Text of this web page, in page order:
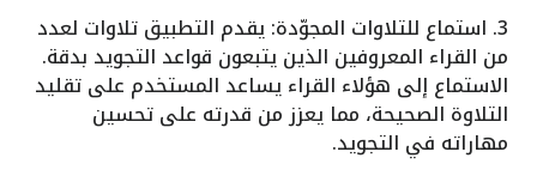
3. استماع للتلاوات المجوّدة: يقدم التطبيق تلاوات لعدد
من القراء المعروفين الذين يتبعون قواعد التجويد بدقة.
الاستماع إلى هؤلاء القراء يساعد المستخدم على تقليد
التلاوة الصحيحة، مما يعزز من قدرته على تحسين
مهاراته في التجويد.